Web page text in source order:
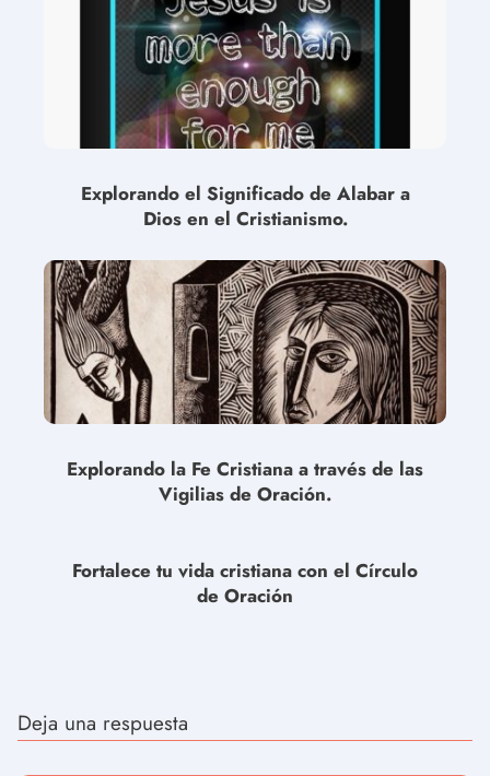
Explorando el Significado de Alabar a
Dios en el Cristianismo.
Explorando la Fe Cristiana a través de las
Vigilias de Oración.
Fortalece tu vida cristiana con el Círculo
de Oración
Deja una respuesta